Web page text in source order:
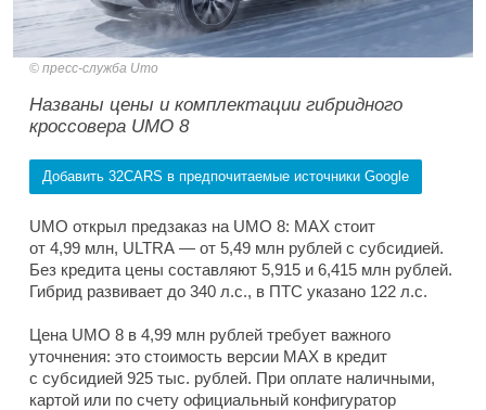
пресс-служба Umo
Названы цены и комплектации гибридного
кроссовера UMO 8
Добавить 32CARS в предпочитаемые источники Google
UMO открыл предзаказ на UMO 8: MAX стоит
от 4,99 млн, ULTRA — от 5,49 млн рублей с субсидией.
Без кредита цены составляют 5,915 и 6,415 млн рублей.
Гибрид развивает до 340 л.с., в ПТС указано 122 л.с.
Цена UMO 8 в 4,99 млн рублей требует важного
уточнения: это стоимость версии MAX в кредит
с субсидией 925 тыс. рублей. При оплате наличными,
картой или по счету официальный конфигуратор